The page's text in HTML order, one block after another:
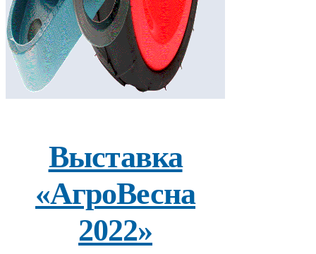
Выставка
«АгроВесна
2022»